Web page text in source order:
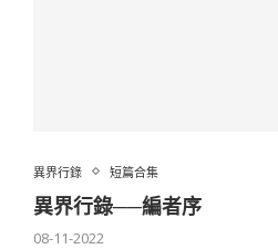
異界行錄 短篇合集
異界行錄──編者序
08-11-2022